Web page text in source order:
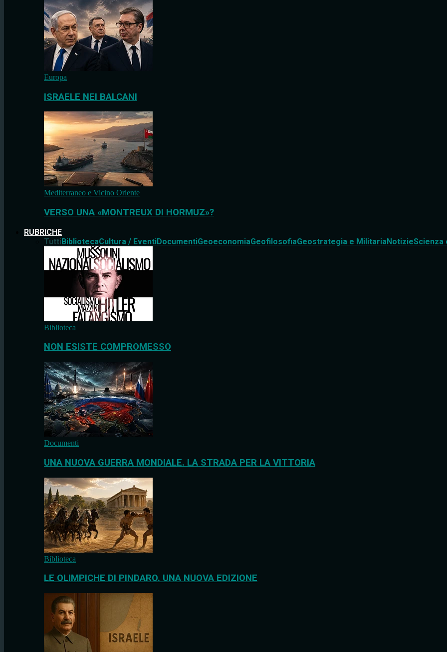
Europa
ISRAELE NEI BALCANI
Mediterraneo e Vicino Oriente
VERSO UNA «MONTREUX DI HORMUZ»?
RUBRICHE
TuttiBibliotecaCultura / EventiDocumentiGeoeconomiaGeofilosofiaGeostrategia e MilitariaNotizieScienza
Biblioteca
NON ESISTE COMPROMESSO
Documenti
UNA NUOVA GUERRA MONDIALE. LA STRADA PER LA VITTORIA
Biblioteca
LE OLIMPICHE DI PINDARO. UNA NUOVA EDIZIONE